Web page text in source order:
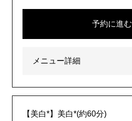
予約に進む
メニュー詳細
【美白*】美白*(約60分)